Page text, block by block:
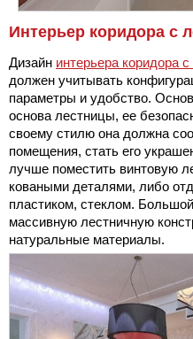
Интерьер коридора с
Дизайн интерьера коридора
должен учитывать
параметры и удобство.
основа лестницы, ее
своему стилю она должна
помещения, стать его
лучше поместить винтовую
коваными деталями, либо
пластиком, стеклом.
массивную лестничную
натуральные материалы.